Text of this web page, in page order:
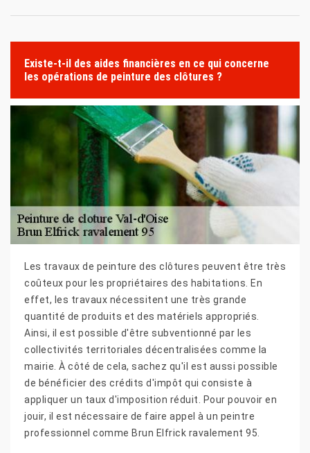
Existe-t-il des aides financières en ce qui concerne
les opérations de peinture des clôtures ?
Les travaux de peinture des clôtures peuvent être très
coûteux pour les propriétaires des habitations. En
effet, les travaux nécessitent une très grande
quantité de produits et des matériels appropriés.
Ainsi, il est possible d'être subventionné par les
collectivités territoriales décentralisées comme la
mairie. À côté de cela, sachez qu'il est aussi possible
de bénéficier des crédits d'impôt qui consiste à
appliquer un taux d'imposition réduit. Pour pouvoir en
jouir, il est nécessaire de faire appel à un peintre
professionnel comme Brun Elfrick ravalement 95.